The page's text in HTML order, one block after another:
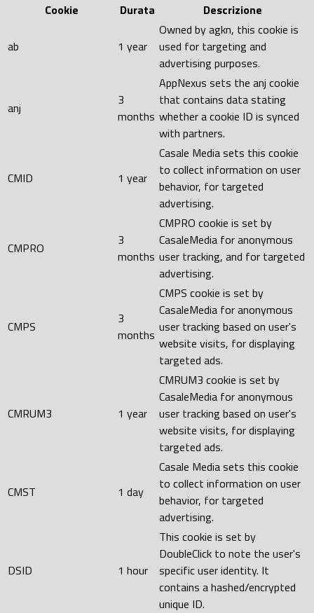
Cookie
Durata Descrizione
ab 1 year
Owned by agkn, this cookie is
used for targeting and
advertising purposes.
anj
3
months
AppNexus sets the anj cookie
that contains data stating
whether a cookie ID is synced
with partners.
CMID 1 year
Casale Media sets this cookie
to collect information on user
behavior, for targeted
advertising.
CMPRO
3
months
CMPRO cookie is set by
CasaleMedia for anonymous
user tracking, and for targeted
advertising.
CMPS
3
months
CMPS cookie is set by
CasaleMedia for anonymous
user tracking based on user's
website visits, for displaying
targeted ads.
CMRUM3 1 year
CMRUM3 cookie is set by
CasaleMedia for anonymous
user tracking based on user's
website visits, for displaying
targeted ads.
CMST 1 day
Casale Media sets this cookie
to collect information on user
behavior, for targeted
advertising.
DSID 1 hour
This cookie is set by
DoubleClick to note the user's
specific user identity. It
contains a hashed/encrypted
unique ID.